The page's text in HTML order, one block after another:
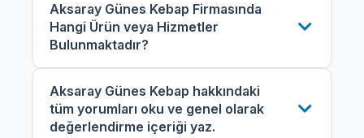
Aksaray Günes Kebap Firmasında
Hangi Ürün veya Hizmetler
Bulunmaktadır?
Aksaray Günes Kebap hakkındaki
tüm yorumları oku ve genel olarak
değerlendirme içeriği yaz.